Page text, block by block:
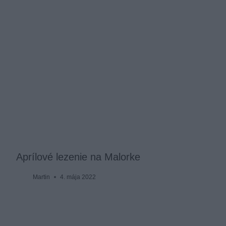
Aprílové lezenie na Malorke
Martin 4. mája 2022